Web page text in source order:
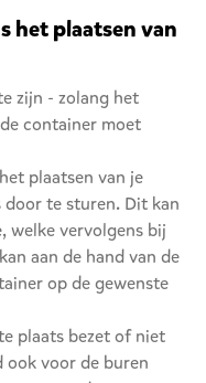
het plaatsen van
zijn - zolang het
container moet
plaatsen van je
te sturen. Dit kan
welke vervolgens bij
aan de hand van de
op de gewenste
plaats bezet of niet
ook voor de buren